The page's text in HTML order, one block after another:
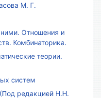
М. Г.
Отношения и
Комбинаторика.
теории.
систем
редакцией Н.Н.